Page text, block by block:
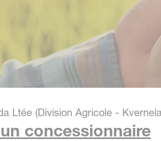
Ltée (Division Agricole -
concessionnaire